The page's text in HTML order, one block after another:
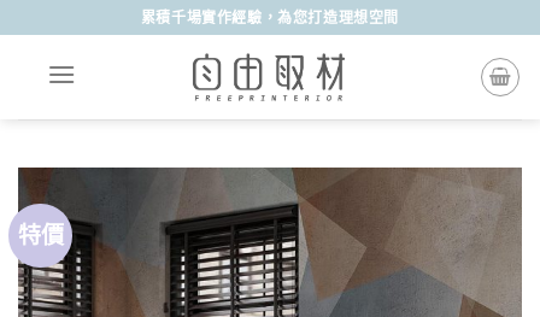
content
累積千場實作經驗，為您打造理想空間
特價